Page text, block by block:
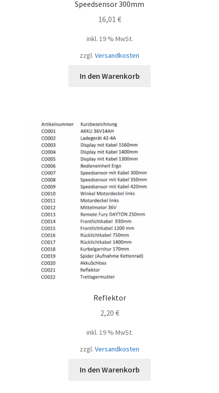
Speedsensor 300mm
16,01 €
inkl. 19 % MwSt.
zzgl. Versandkosten
In den Warenkorb
Reflektor
2,20 €
inkl. 19 % MwSt.
zzgl. Versandkosten
In den Warenkorb